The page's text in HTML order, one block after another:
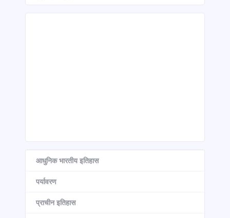
आधुनिक भारतीय इतिहास
पर्यावरण
प्राचीन इतिहास